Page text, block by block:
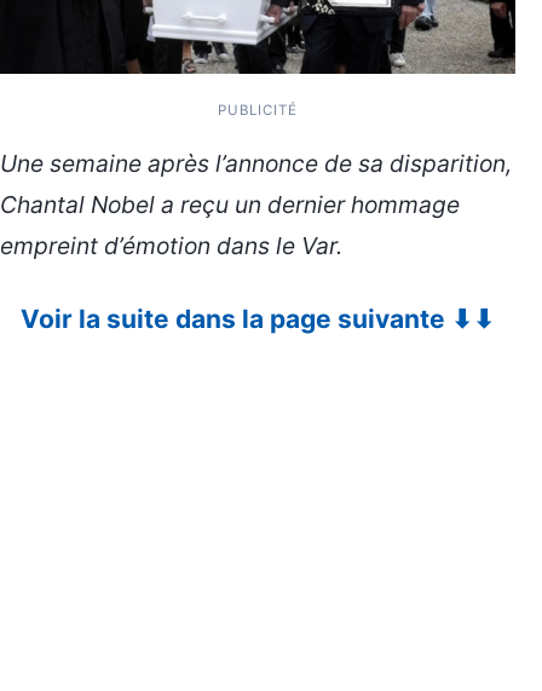
PUBLICITÉ
Une semaine après l’annonce de sa disparition,
Chantal Nobel a reçu un dernier hommage
empreint d’émotion dans le Var.
Voir la suite dans la page suivante ⬇⬇